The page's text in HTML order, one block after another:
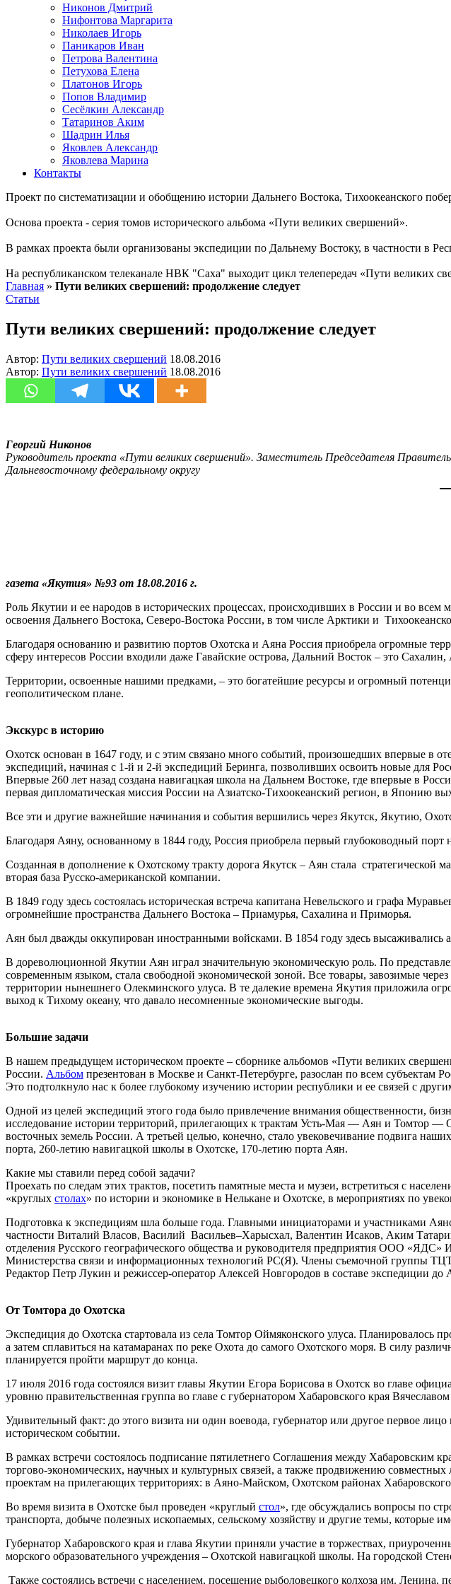
Никонов Дмитрий
Нифонтова Маргарита
Николаев Игорь
Паникаров Иван
Петрова Валентина
Петухова Елена
Платонов Игорь
Попов Владимир
Сесёлкин Александр
Татаринов Аким
Шадрин Илья
Яковлев Александр
Яковлева Марина
Контакты
Проект по систематизации и обобщению истории Дальнего Востока, Тихоокеанского
Основа проекта - серия томов исторического альбома «Пути великих свершений».
В рамках проекта были организованы экспедиции по Дальнему Востоку, в частности в
На республиканском телеканале НВК "Саха" выходит цикл телепередач «Пути великих
Главная » Пути великих свершений: продолжение следует
Статьи
Пути великих свершений: продолжение следует
Автор: Пути великих свершений 18.08.2016
Автор: Пути великих свершений 18.08.2016
Георгий Никонов
Руководитель проекта «Пути великих свершений». Заместитель Председателя
Дальневосточному федеральному округу
газета «Якутия» №93 от 18.08.2016 г.
Роль Якутии и ее народов в исторических процессах, происходивших в России и во
освоения Дальнего Востока, Северо-Востока России, в том числе Арктики и
Благодаря основанию и развитию портов Охотска и Аяна Россия приобрела огромные
сферу интересов России входили даже Гавайские острова, Дальний Восток – это
Территории, освоенные нашими предками, – это богатейшие ресурсы и огромный
геополитическом плане.
Экскурс в историю
Охотск основан в 1647 году, и с этим связано много событий, произошедших впервые в
экспедиций, начиная с 1-й и 2-й экспедиций Беринга, позволивших освоить новые для
Впервые 260 лет назад создана навигацкая школа на Дальнем Востоке, где впервые в
первая дипломатическая миссия России на Азиатско-Тихоокеанский регион, в Японию
Все эти и другие важнейшие начинания и события вершились через Якутск, Якутию,
Благодаря Аяну, основанному в 1844 году, Россия приобрела первый глубоководный порт
Созданная в дополнение к Охотскому тракту дорога Якутск – Аян стала стратегической
вторая база Русско-американской компании.
В 1849 году здесь состоялась историческая встреча капитана Невельского и графа
огромнейшие пространства Дальнего Востока – Приамурья, Сахалина и Приморья.
Аян был дважды оккупирован иностранными войсками. В 1854 году здесь высаживались
В дореволюционной Якутии Аян играл значительную экономическую роль. По
современным языком, стала свободной экономической зоной. Все товары, завозимые
территории нынешнего Олекминского улуса. В те далекие времена Якутия приложила
выход к Тихому океану, что давало несомненные экономические выгоды.
Большие задачи
В нашем предыдущем историческом проекте – сборнике альбомов «Пути великих
России. Альбом презентован в Москве и Санкт-Петербурге, разослан по всем
Это подтолкнуло нас к более глубокому изучению истории республики и ее связей с
Одной из целей экспедиций этого года было привлечение внимания общественности,
исследование истории территорий, прилегающих к трактам Усть-Мая — Аян и Томтор —
восточных земель России. А третьей целью, конечно, стало увековечивание подвига
порта, 260-летию навигацкой школы в Охотске, 170-летию порта Аян.
Какие мы ставили перед собой задачи?
Проехать по следам этих трактов, посетить памятные места и музеи, встретиться с
«круглых столах» по истории и экономике в Нелькане и Охотске, в мероприятиях по
Подготовка к экспедициям шла больше года. Главными инициаторами и участниками
частности Виталий Власов, Василий Васильев–Харысхал, Валентин Исаков, Аким
отделения Русского географического общества и руководителя предприятия ООО
Министерства связи и информационных технологий РС(Я). Члены съемочной группы
Редактор Петр Лукин и режиссер-оператор Алексей Новгородов в составе экспедиции
От Томтора до Охотска
Экспедиция до Охотска стартовала из села Томтор Оймяконского улуса. Планировалось
а затем сплавиться на катамаранах по реке Охота до самого Охотского моря. В силу
планируется пройти маршрут до конца.
17 июля 2016 года состоялся визит главы Якутии Егора Борисова в Охотск во главе
уровню правительственная группа во главе с губернатором Хабаровского края
Удивительный факт: до этого визита ни один воевода, губернатор или другое первое
историческом событии.
В рамках встречи состоялось подписание пятилетнего Соглашения между Хабаровским
торгово-экономических, научных и культурных связей, а также продвижению совместных
проектам на прилегающих территориях: в Аяно-Майском, Охотском районах
Во время визита в Охотске был проведен «круглый стол», где обсуждались вопросы по
транспорта, добыче полезных ископаемых, сельскому хозяйству и другие темы,
Губернатор Хабаровского края и глава Якутии приняли участие в торжествах,
морского образовательного учреждения – Охотской навигацкой школы. На городской
Также состоялись встречи с населением, посещение рыболовецкого колхоза им. Ленина,